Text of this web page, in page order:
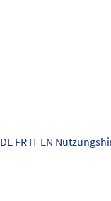
DE FR IT EN